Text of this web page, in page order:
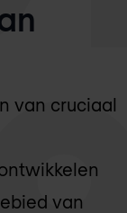
van cruciaal
van